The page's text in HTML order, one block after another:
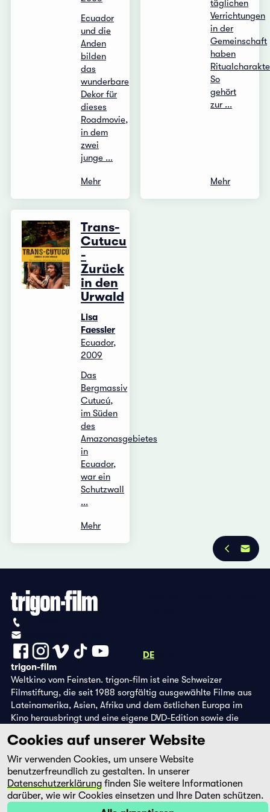
Ecuador
und die
Anden
bilden
das
wunderbare
Dekor für
dieses
Roadmovie,
in dem
zwei
junge ...
Mehr
täglichen
Verrichtungen
in der
Gemeinschaft
haben
So
gehört
zur ...
Mehr
Trans-
Cutucu
-
Zurück
in den
Urwald
Lisa
Faessler
Ecuador,
2009
Das
Bergmassiv
Cutucú,
im Süden
des
Amazonasgebietes
in
Ecuador,
war ein
Schutzwall
...
Mehr
DE
trigon-film
Weltkino vom Feinsten. trigon-film ist eine Schweizer
Filmstiftung, die seit 1988 sorgfältig ausgewählte Filme aus
Lateinamerika, Asien, Afrika und dem östlichen Europa im
Kino herausbringt und eine eigene DVD-Edition sowie die
Cookies auf unserer Website
Wir verwenden Cookies, um unsere Website
benutzerfreundlich zu gestalten. In unserer
Datenschutzerklärung finden Sie weitere Informationen
darüber, wie wir Cookies einsetzen und Ihre Daten schützen.